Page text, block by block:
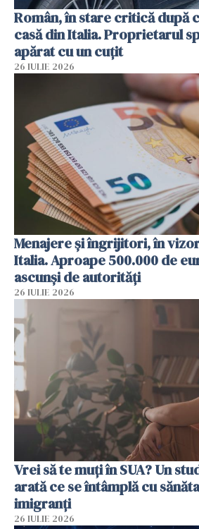
Român, în stare critică după
casă din Italia. Proprietarul
apărat cu un cuțit
26 IULIE 2026
Menajere și îngrijitori, în
Italia. Aproape 500.000 de
ascunși de autorități
26 IULIE 2026
Vrei să te muți în SUA? Un
arată ce se întâmplă cu
imigranți
26 IULIE 2026